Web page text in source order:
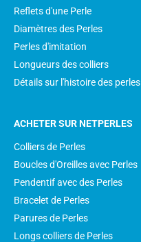
Reflets d'une Perle
Diamètres des Perles
Perles d'imitation
Longueurs des colliers
Détails sur l'histoire des perles
ACHETER SUR NETPERLES
Colliers de Perles
Boucles d'Oreilles avec Perles
Pendentif avec des Perles
Bracelet de Perles
Parures de Perles
Longs colliers de Perles